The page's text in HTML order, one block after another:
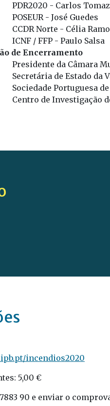
PDR2020 - Carlos Tomaz
POSEUR - José Guedes
CCDR Norte - Célia
ICNF / FFP - Paulo Salsa
de Encerramento
Presidente da Câmara
Secretária de Estado da
Sociedade Portuguesa
Centro de Investigação
incendios2020
5,00 €
90 e enviar o